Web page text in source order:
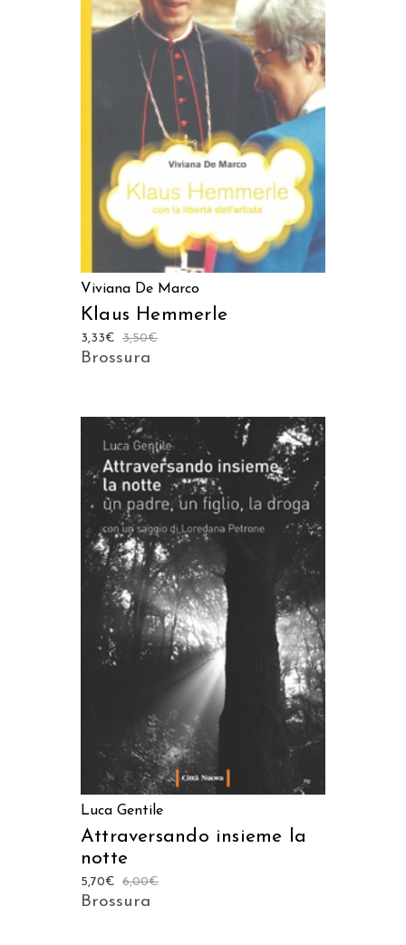
AGGIUNGI AL CARRELLO
Viviana De Marco
Klaus Hemmerle
3,50€
3,33€
Brossura
AGGIUNGI AL CARRELLO
Luca Gentile
Attraversando insieme la
notte
6,00€
5,70€
Brossura